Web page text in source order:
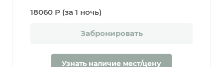
18060 Р (за 1 ночь)
Забронировать
Узнать наличие мест/цену